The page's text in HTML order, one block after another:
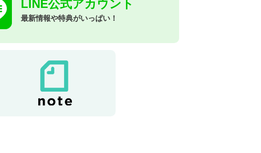
LINE公式アカウント
最新情報や特典がいっぱい！